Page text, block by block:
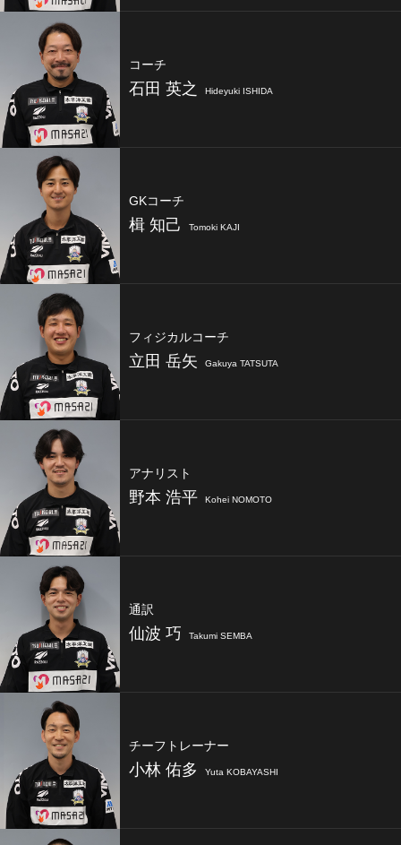
コーチ
石田 英之 Hideyuki ISHIDA
GKコーチ
楫 知己 Tomoki KAJI
フィジカルコーチ
立田 岳矢 Gakuya TATSUTA
アナリスト
野本 浩平 Kohei NOMOTO
通訳
仙波 巧 Takumi SEMBA
チーフトレーナー
小林 佑多 Yuta KOBAYASHI